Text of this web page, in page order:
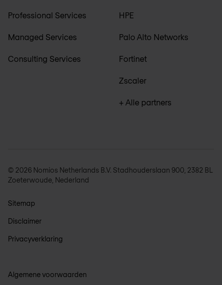
Professional Services
Managed Services
Consulting Services
HPE
Palo Alto Networks
Fortinet
Zscaler
+ Alle partners
© 2026 Nomios Netherlands B.V. Stadhouderslaan 900, 2382 BL
Zoeterwoude, Nederland
Sitemap
Disclaimer
Privacyverklaring
Algemene voorwaarden